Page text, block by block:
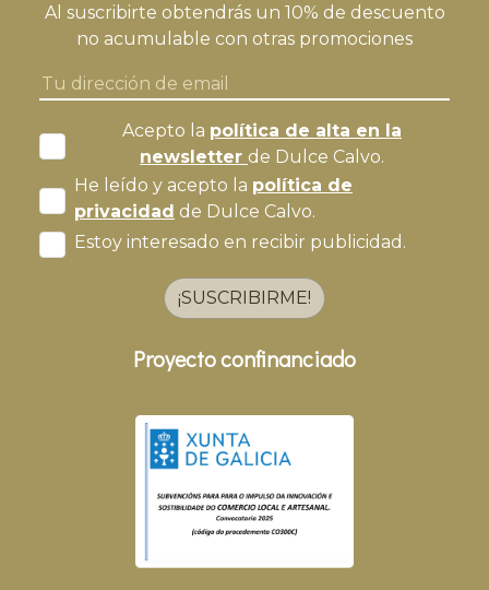
Al suscribirte obtendrás un 10% de descuento
no acumulable con otras promociones
Acepto la política de alta en la
newsletter de Dulce Calvo.
He leído y acepto la política de
privacidad de Dulce Calvo.
Estoy interesado en recibir publicidad.
¡SUSCRIBIRME!
Proyecto confinanciado